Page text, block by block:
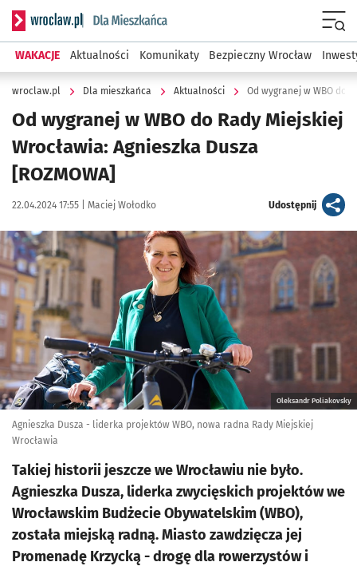
Serwis informacyjny wroclaw.pl podserwis: Dla mieszkańca
WAKACJE Aktualności Komunikaty Bezpieczny Wrocław
wroclaw.pl Dla mieszkańca Aktualności Od wygranej w WBO do
Od wygranej w WBO do Rady Miejskiej
Wrocławia: Agnieszka Dusza
[ROZMOWA]
Data publikacji:
22.04.2024 17:55 | Autor:
Maciej Wołodko Udostępnijartykuł
Kliknij, aby powiększyć
Oleksandr Poliakovsky
Agnieszka Dusza - liderka projektów WBO, nowa radna Rady Miejskiej
Wrocławia
Takiej historii jeszcze we Wrocławiu nie było.
Agnieszka Dusza, liderka zwycięskich projektów we
Wrocławskim Budżecie Obywatelskim (WBO),
została miejską radną. Miasto zawdzięcza jej
Promenadę Krzycką - drogę dla rowerzystów i